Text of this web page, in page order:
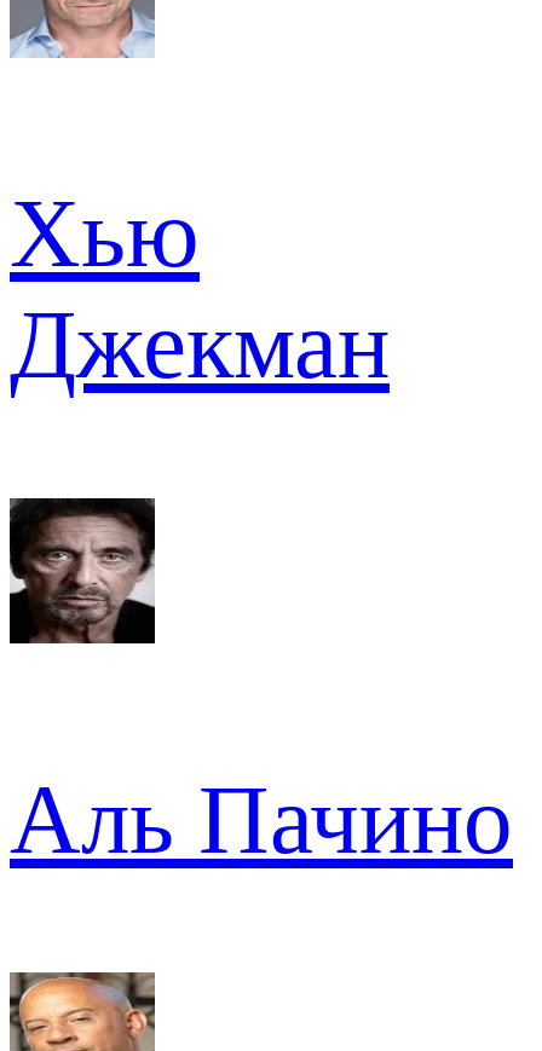
Хью
Джекман
Аль Пачино